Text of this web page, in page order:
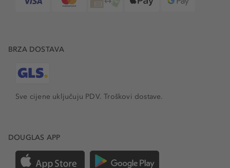
BRZA DOSTAVA
Sve cijene uključuju PDV.Troškovi dostave.
DOUGLAS APP